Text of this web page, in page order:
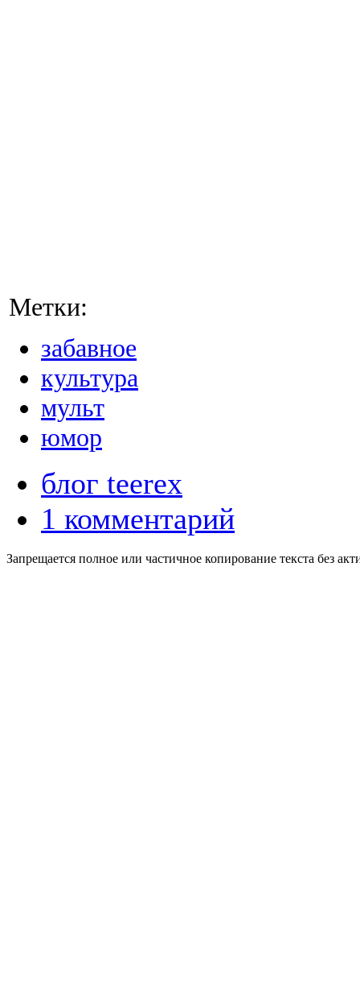
Метки:
забавное
культура
мульт
юмор
блог teerex
1 комментарий
Запрещается полное или частичное копирование текста без